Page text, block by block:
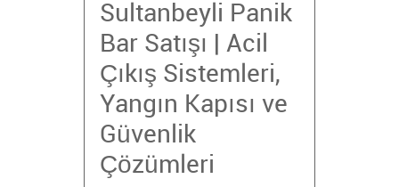
Sultanbeyli Panik
Bar Satışı | Acil
Çıkış Sistemleri,
Yangın Kapısı ve
Güvenlik
Çözümleri